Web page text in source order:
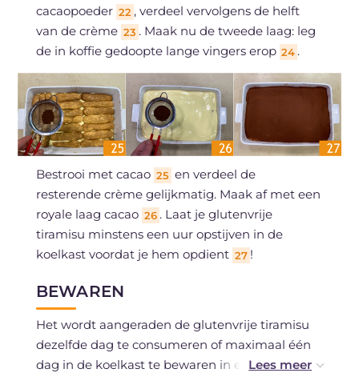
cacaopoeder 22 , verdeel vervolgens de helft
van de crème 23 . Maak nu de tweede laag: leg
de in koffie gedoopte lange vingers erop 24 .
Bestrooi met cacao 25 en verdeel de
resterende crème gelijkmatig. Maak af met een
royale laag cacao 26 . Laat je glutenvrije
tiramisu minstens een uur opstijven in de
koelkast voordat je hem opdient 27 !
BEWAREN
Het wordt aangeraden de glutenvrije tiramisu
dezelfde dag te consumeren of maximaal één
dag in de koelkast te bewaren in een